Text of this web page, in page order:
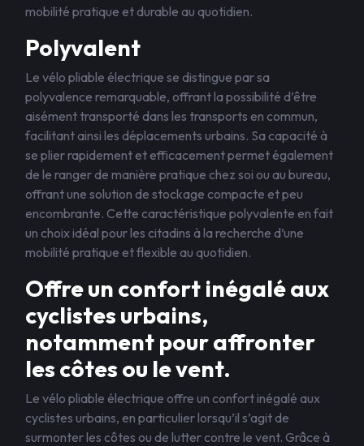
mobilité pratique et durable au quotidien.
Polyvalent
Le vélo pliable électrique se distingue par sa
polyvalence remarquable, offrant la possibilité d’être
aisément transporté dans les transports en commun,
facilitant ainsi les déplacements urbains. Sa capacité à
se plier rapidement et efficacement permet également
de le ranger de manière pratique chez soi ou au bureau,
offrant une solution de stockage compacte et peu
encombrante. Cette caractéristique polyvalente en fait
un choix idéal pour les citadins à la recherche d’une
mobilité pratique et flexible au quotidien.
Offre un confort inégalé aux
cyclistes urbains,
notamment pour affronter
les côtes ou le vent.
Le vélo pliable électrique offre un confort inégalé aux
cyclistes urbains, en particulier lorsqu’il s’agit de
surmonter les côtes ou de lutter contre le vent. Grâce à